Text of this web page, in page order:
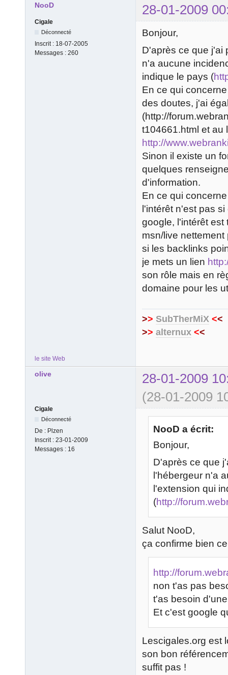
NooD 28-01-2009
Cigale
Déconnecté
Inscrit : 18-07-2005
Messages : 260
Bonjour,
D'après ce que j'ai
n'a aucune
indique le pays (
En ce qui
des doutes, j'ai
(http://
t104661.html et au
http://
Sinon il existe un
quelques
d'information.
En ce qui
l'intérêt n'est pas
google, l'intérêt est
msn/live
si les backlinks
je mets un lien
son rôle mais en
domaine pour les
>> SubTherMiX <<
>> alternux <<
le site Web
olive
28-01-2009
(28-01-2009
Cigale
Déconnecté
De : Plzen
Inscrit : 23-01-2009
Messages : 16
NooD a écrit:
Bonjour,
D'après ce que
l'hébergeur n'a
l'extension qui
(http://
Salut NooD,
ça confirme bien
http://
non t'as pas
t'as besoin
Et c'est google
Lescigales.org est
son bon
suffit pas !